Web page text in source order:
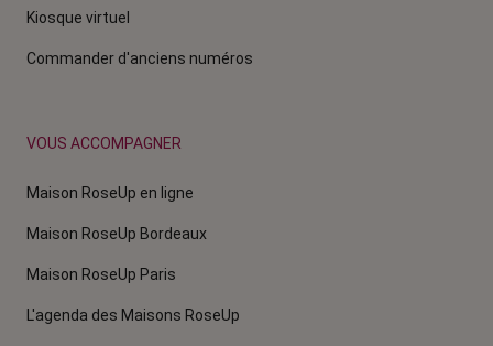
Kiosque virtuel
Commander d'anciens numéros
VOUS ACCOMPAGNER
Maison RoseUp en ligne
Maison RoseUp Bordeaux
Maison RoseUp Paris
L'agenda des Maisons RoseUp